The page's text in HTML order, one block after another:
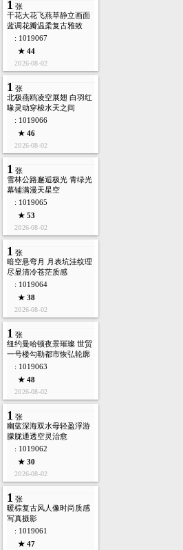
1 张
干花大花飞燕草静立画面
蓝调花瓣温柔复古雅致
: 1019067
★ 44
2026-08-02
1 张
北极燕鸥凌空展翅 白羽红
喙灵动穿梭水天之间
: 1019066
★ 46
2026-08-02
1 张
雪林公路邂逅极光 青绿光
幕铺满漫天星空
: 1019065
★ 53
2026-08-02
1 张
暗空悬弯月 月表坑洼纹理
尽显清冷苍茫质感
: 1019064
★ 38
2026-08-02
1 张
纽约曼哈顿夜景璀璨 世贸
一号楼勾勒都市恢弘轮廓
: 1019063
★ 48
2026-08-02
1 张
幽蓝深海双水母轻盈浮游
朦胧通透空灵治愈
: 1019062
★ 30
2026-08-02
1 张
暖棕复古风人像时尚质感
写真摄影
: 1019061
★ 47